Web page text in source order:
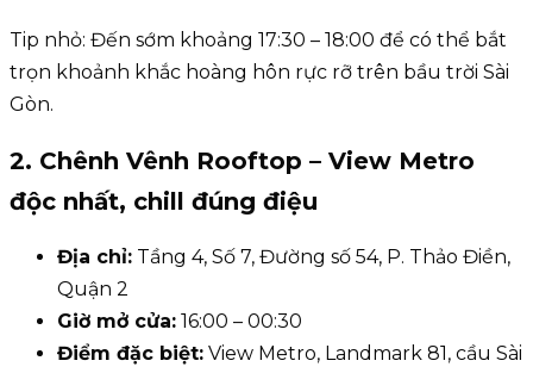
Tip nhỏ: Đến sớm khoảng 17:30 – 18:00 để có thể bắt
trọn khoảnh khắc hoàng hôn rực rỡ trên bầu trời Sài
Gòn.
2. Chênh Vênh Rooftop – View Metro
độc nhất, chill đúng điệu
Địa chỉ: Tầng 4, Số 7, Đường số 54, P. Thảo Điền,
Quận 2
Giờ mở cửa: 16:00 – 00:30
Điểm đặc biệt: View Metro, Landmark 81, cầu Sài